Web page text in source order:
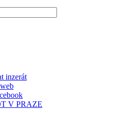
inzerát
V PRAZE